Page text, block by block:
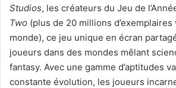
Studios, les créateurs du Jeu de
Two (plus de 20 millions
monde), ce jeu unique en écran
joueurs dans des mondes mêlant
fantasy. Avec une gamme d’aptitudes
constante évolution, les joueurs